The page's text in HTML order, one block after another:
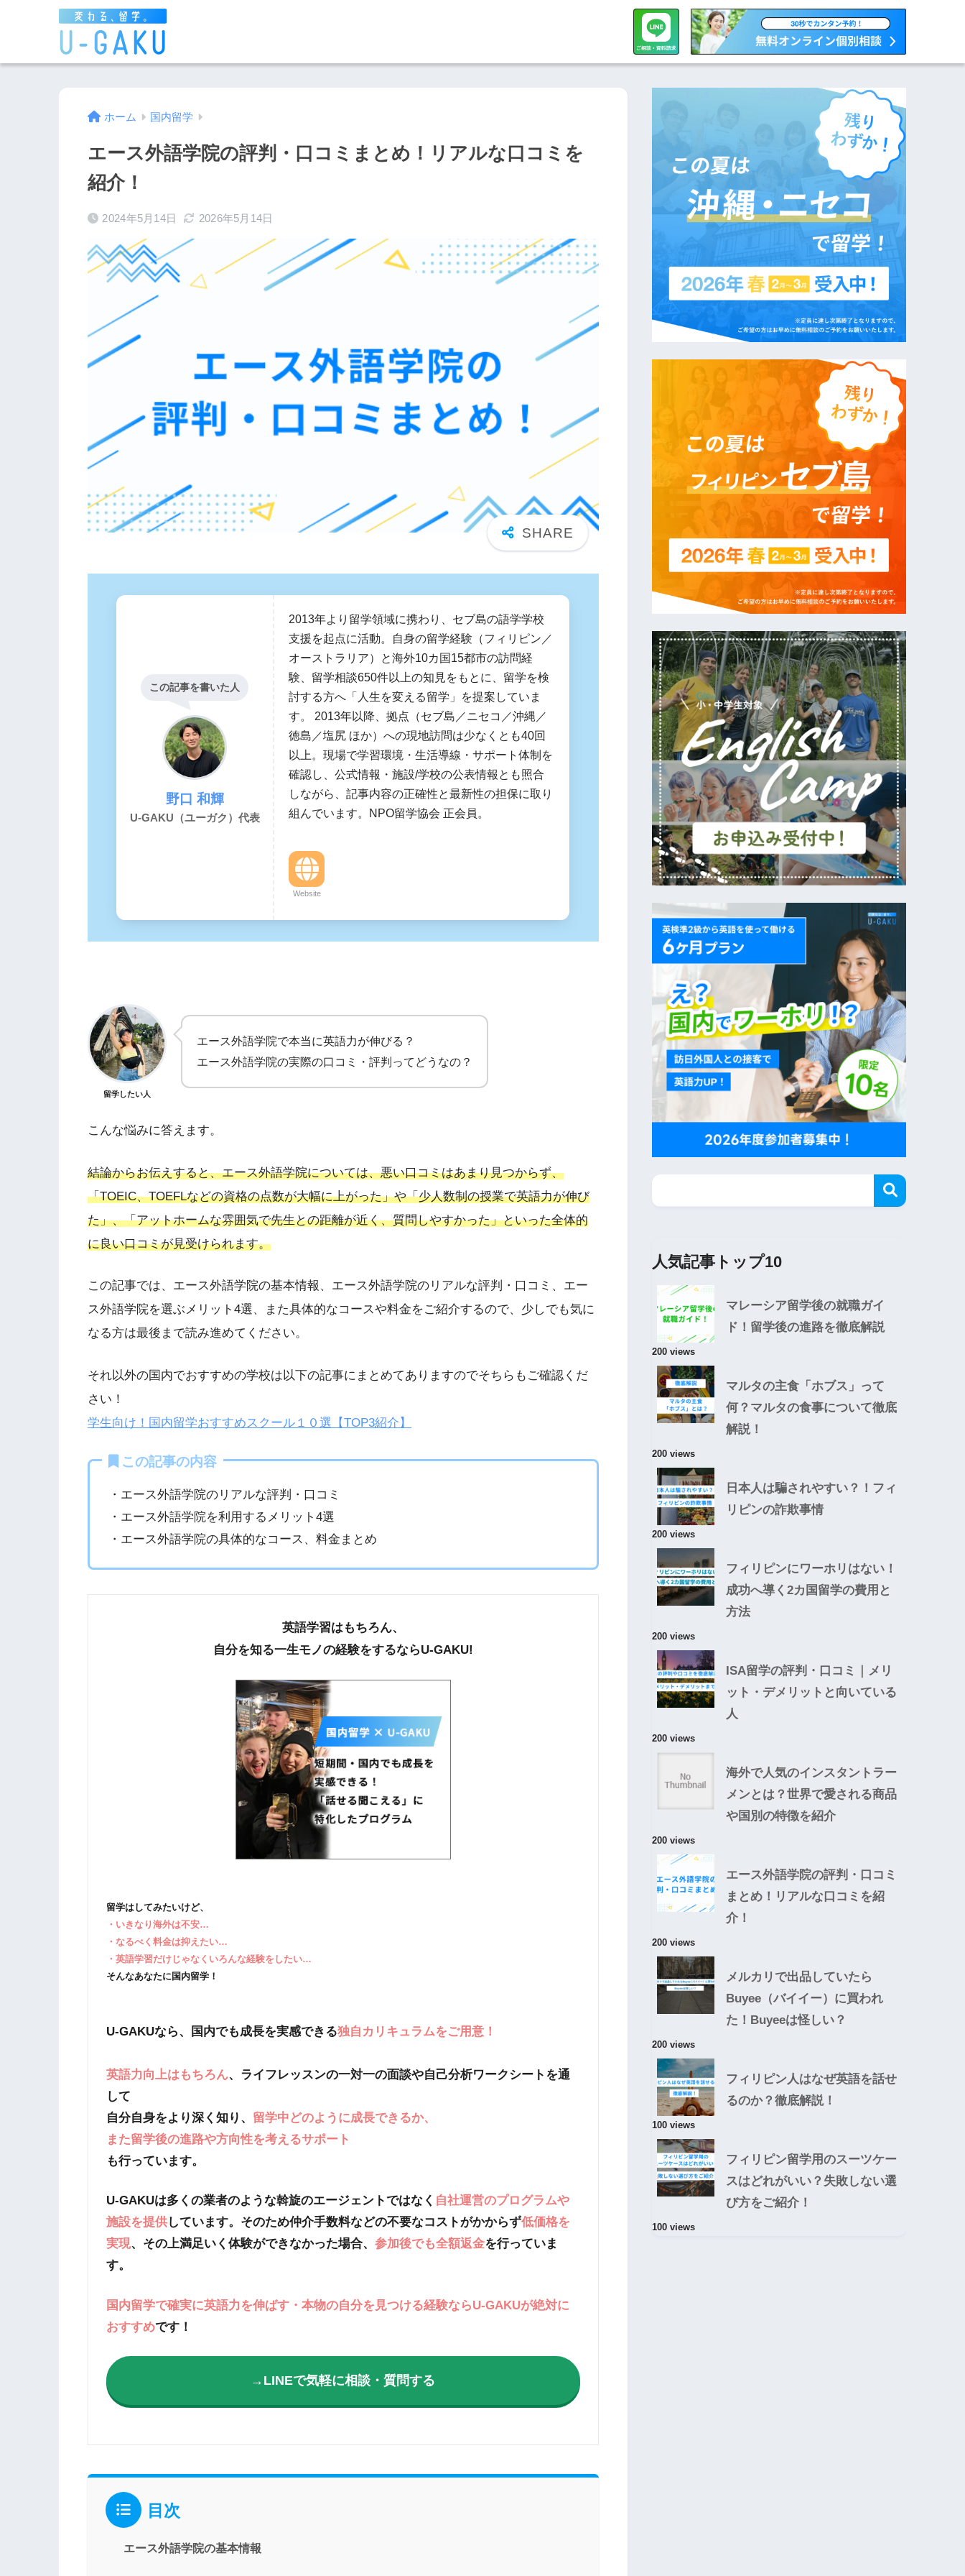
ホーム 国内留学
エース外語学院の評判・口コミまとめ！リアルな口コミを
紹介！
2024年5月14日 2026年5月14日
この記事を書いた人
野口 和輝
U-GAKU（ユーガク）代表
2013年より留学領域に携わり、セブ島の語学学校
支援を起点に活動。自身の留学経験（フィリピン／
オーストラリア）と海外10カ国15都市の訪問経
験、留学相談650件以上の知見をもとに、留学を検
討する方へ「人生を変える留学」を提案していま
す。 2013年以降、拠点（セブ島／ニセコ／沖縄／
徳島／塩尻 ほか）への現地訪問は少なくとも40回
以上。現場で学習環境・生活導線・サポート体制を
確認し、公式情報・施設/学校の公表情報とも照合
しながら、記事内容の正確性と最新性の担保に取り
組んでいます。NPO留学協会 正会員。
Website
留学したい人
エース外語学院で本当に英語力が伸びる？
エース外語学院の実際の口コミ・評判ってどうなの？
こんな悩みに答えます。
結論からお伝えすると、エース外語学院については、悪い口コミはあまり見つからず、
「TOEIC、TOEFLなどの資格の点数が大幅に上がった」や「少人数制の授業で英語力が伸び
た」、「アットホームな雰囲気で先生との距離が近く、質問しやすかった」といった全体的
に良い口コミが見受けられます。
この記事では、エース外語学院の基本情報、エース外語学院のリアルな評判・口コミ、エー
ス外語学院を選ぶメリット4選、また具体的なコースや料金をご紹介するので、少しでも気に
なる方は最後まで読み進めてください。
それ以外の国内でおすすめの学校は以下の記事にまとめてありますのでそちらもご確認くだ
さい！
学生向け！国内留学おすすめスクール１０選【TOP3紹介】
この記事の内容
・エース外語学院のリアルな評判・口コミ
・エース外語学院を利用するメリット4選
・エース外語学院の具体的なコース、料金まとめ
英語学習はもちろん、
自分を知る一生モノの経験をするならU-GAKU!
留学はしてみたいけど、
・いきなり海外は不安…
・なるべく料金は抑えたい…
・英語学習だけじゃなくいろんな経験をしたい…
そんなあなたに国内留学！
U-GAKUなら、国内でも成長を実感できる独自カリキュラムをご用意！
英語力向上はもちろん、ライフレッスンの一対一の面談や自己分析ワークシートを通
して
自分自身をより深く知り、 留学中どのように成長できるか、
また留学後の進路や方向性を考えるサポート
も行っています。
U-GAKUは多くの業者のような斡旋のエージェントではなく 自社運営のプログラムや
施設を提供しています。そのため仲介手数料などの不要なコストがかからず低価格を
実現、その上満足いく体験ができなかった場合、 参加後でも全額返金を行っていま
す。
国内留学で確実に英語力を伸ばす・本物の自分を見つける経験ならU-GAKUが絶対に
おすすめです！
→LINEで気軽に相談・質問する
目次
エース外語学院の基本情報
人気記事トップ10
マレーシア留学後の就職ガイ
ド！留学後の進路を徹底解説
200 views
マルタの主食「ホブス」って
何？マルタの食事について徹底
解説！
200 views
日本人は騙されやすい？！フィ
リピンの詐欺事情
200 views
フィリピンにワーホリはない！
成功へ導く2カ国留学の費用と
方法
200 views
ISA留学の評判・口コミ｜メリ
ット・デメリットと向いている
人
200 views
海外で人気のインスタントラー
メンとは？世界で愛される商品
や国別の特徴を紹介
200 views
エース外語学院の評判・口コミ
まとめ！リアルな口コミを紹
介！
200 views
メルカリで出品していたら
Buyee（バイイー）に買われ
た！Buyeeは怪しい？
200 views
フィリピン人はなぜ英語を話せ
るのか？徹底解説！
100 views
フィリピン留学用のスーツケー
スはどれがいい？失敗しない選
び方をご紹介！
100 views